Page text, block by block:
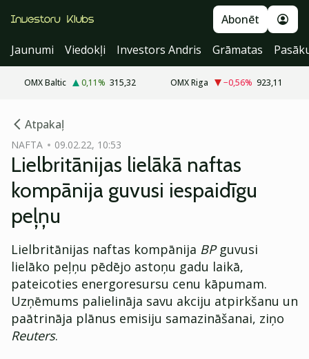
Abonēt
Jaunumi
Viedokļi Investors Andris Grāmatas
OMX Baltic 0,11% 315,32 OMX Riga −0,56% 923,11
Atpakaļ
NAFTA 09.02.22, 10:53
Lielbritānijas lielākā naftas
kompānija guvusi iespaidīgu
peļņu
Lielbritānijas naftas kompānija BPguvusi
lielāko peļņu pēdējo astoņu gadu laikā,
pateicoties energoresursu cenu kāpumam.
Uzņēmums palielināja savu akciju atpirkšanu un
paātrināja plānus emisiju samazināšanai, ziņo
Reuters.